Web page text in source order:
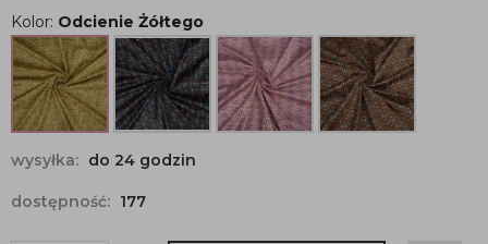
Kolor: Odcienie Żółtego
wysyłka: do 24 godzin
dostępność: 177